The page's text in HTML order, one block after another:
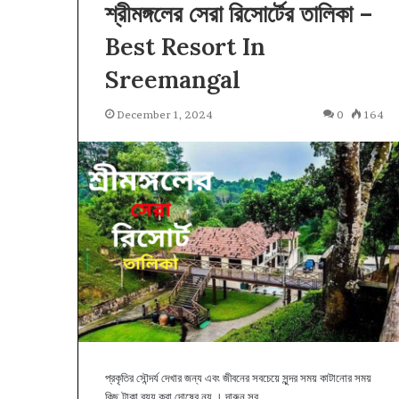
শ্রীমঙ্গলের সেরা রিসোর্টের তালিকা –
Best Resort In
Sreemangal
December 1, 2024 0 164
প্রকৃতির সৌন্দর্য দেখার জন্য এবং জীবনের সবচেয়ে সুন্দর সময় কাটানোর সময়
কক্সবাজার এক্সপ্রেস